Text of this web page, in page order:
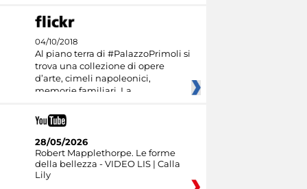
04/10/2018
Al piano terra di #PalazzoPrimoli si
trova una collezione di opere
d’arte, cimeli napoleonici,
memorie familiari. La
28/05/2026
Robert Mapplethorpe. Le forme
della bellezza - VIDEO LIS | Calla
Lily